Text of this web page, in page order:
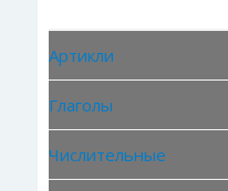
Артикли
Глаголы
Числительные